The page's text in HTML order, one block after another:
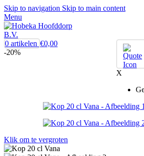
Skip to navigation Skip to main content
Menu
X
0 artikelen €0,00
-20%
Klik om te vergroten